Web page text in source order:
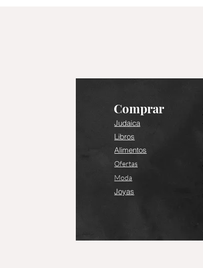
Comprar
Judaica
Libros
Alimentos
Ofertas
Moda
Joyas